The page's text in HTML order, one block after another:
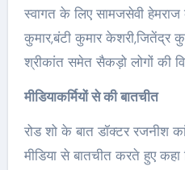
स्वागत के लिए सामजसेवी
कुमार,बंटी कुमार केशरी,जितेंद्र
श्रीकांत समेत सैकड़ो लोगों की
मीडियाकर्मियों से की बातचीत
रोड शो के बात डॉक्टर रजनीश
मीडिया से बातचीत करते हुए